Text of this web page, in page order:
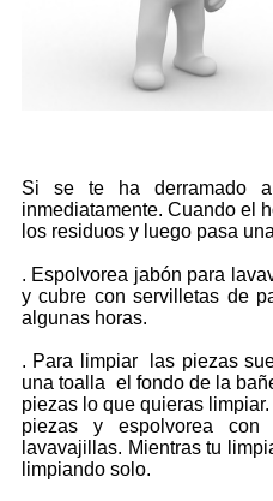
Si se te ha derramado
inmediatamente. Cuando el
los residuos y luego pasa
. Espolvorea jabón para
y cubre con servilletas de
algunas horas.
. Para limpiar las piezas
una toalla el fondo de la
piezas lo que quieras
piezas y espolvorea
lavavajillas. Mientras tu
limpiando solo.